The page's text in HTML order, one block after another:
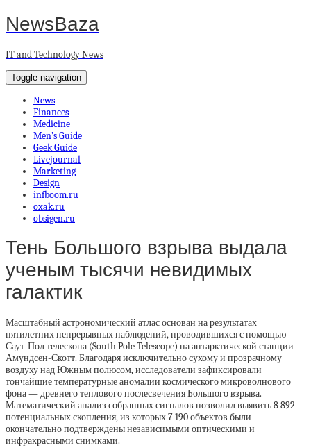
NewsBaza
IT and Technology News
Toggle navigation
News
Finances
Medicine
Men’s Guide
Geek Guide
Livejournal
Marketing
Design
infboom.ru
oxak.ru
obsigen.ru
Тень Большого взрыва выдала
ученым тысячи невидимых
галактик
Масштабный астрономический атлас основан на результатах
пятилетних непрерывных наблюдений, проводившихся с помощью
Саут-Пол телескопа (South Pole Telescope) на антарктической станции
Амундсен-Скотт. Благодаря исключительно сухому и прозрачному
воздуху над Южным полюсом, исследователи зафиксировали
тончайшие температурные аномалии космического микроволнового
фона — древнего теплового послесвечения Большого взрыва.
Математический анализ собранных сигналов позволил выявить 8 892
потенциальных скопления, из которых 7 190 объектов были
окончательно подтверждены независимыми оптическими и
инфракрасными снимками.